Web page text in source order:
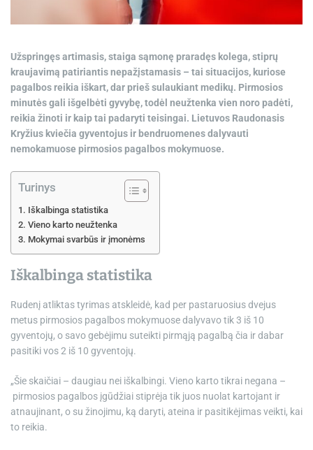
Užspringęs artimasis, staiga sąmonę praradęs kolega, stiprų
kraujavimą patiriantis nepažįstamasis – tai situacijos, kuriose
pagalbos reikia iškart, dar prieš sulaukiant medikų. Pirmosios
minutės gali išgelbėti gyvybę, todėl neužtenka vien noro padėti,
reikia žinoti ir kaip tai padaryti teisingai. Lietuvos Raudonasis
Kryžius kviečia gyventojus ir bendruomenes dalyvauti
nemokamuose pirmosios pagalbos mokymuose.
Turinys
Iškalbinga statistika
Vieno karto neužtenka
Mokymai svarbūs ir įmonėms
Iškalbinga statistika
Rudenį atliktas tyrimas atskleidė, kad per pastaruosius dvejus
metus pirmosios pagalbos mokymuose dalyvavo tik 3 iš 10
gyventojų, o savo gebėjimu suteikti pirmąją pagalbą čia ir dabar
pasitiki vos 2 iš 10 gyventojų.
„Šie skaičiai – daugiau nei iškalbingi. Vieno karto tikrai negana –
pirmosios pagalbos įgūdžiai stiprėja tik juos nuolat kartojant ir
atnaujinant, o su žinojimu, ką daryti, ateina ir pasitikėjimas veikti, kai
to reikia.